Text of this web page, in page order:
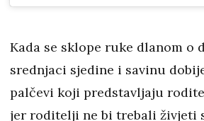
Kada se sklope ruke dlanom o
srednjaci sjedine i savinu
palčevi koji predstavljaju
jer roditelji ne bi trebali živjeti